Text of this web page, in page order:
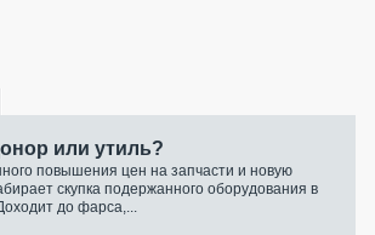
или утиль?
повышения цен на запчасти и новую
скупка подержанного оборудования в
до фарса,...